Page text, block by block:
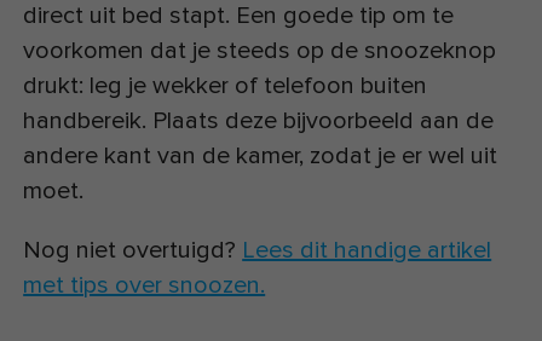
direct uit bed stapt. Een goede tip om te
voorkomen dat je steeds op de snoozeknop
drukt: leg je wekker of telefoon buiten
handbereik. Plaats deze bijvoorbeeld aan de
andere kant van de kamer, zodat je er wel uit
moet.
Nog niet overtuigd? Lees dit handige artikel
met tips over snoozen.